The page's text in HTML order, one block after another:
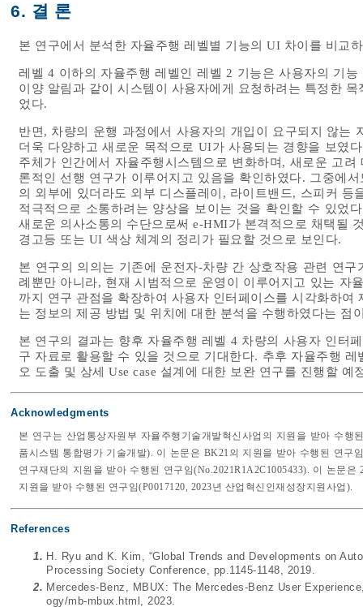
6. 결 론
본 연구에서 분석한 자율주행 레벨별 기능의 UI 차이를 비교
레벨 4 이하의 자율주행 레벨인 레벨 2 기능은 사용자의 기
이양 알림과 같이 시스템이 사용자에게 요청하려는 특정한
었다.
반면, 차량의 운행 과정에서 사용자의 개입이 요구되지 않는
더욱 다양하고 새로운 목적으로 UI가 사용되는 경향을 보였
주체가 인간에서 자율주행시스템으로 변화하며, 새로운 고
론적인 선행 연구가 이루어지고 있음을 확인하였다. 그중에
의 외부에 있더라도 외부 디스플레이, 라이트밴드, 스피커
적극적으로 소통하려는 양상을 보이는 것을 확인할 수 있었
새로운 의사소통의 수단으로써 e-HMI가 본격적으로 채택될
경고등 또는 UI 색상 체계의 정리가 필요할 것으로 보인다.
본 연구의 의의는 기존에 운전자-차량 간 상호작용 관련 연
례뿐만 아니라, 현재 시범적으로 운영이 이루어지고 있는 자
까지 연구 관점을 확장하여 사용자 인터페이스를 시각화하
는 정보의 제공 방법 및 위치에 대한 분석을 수행하였다는 점
본 연구의 결과는 향후 자율주행 레벨 4 차량의 사용자 인터
구 자료로 활용할 수 있을 것으로 기대한다. 추후 자율주행
오 도출 및 상세 Use case 설계에 대한 보완 연구를 진행할 예
Acknowledgments
본 연구는 산업통상자원부 자율주행기술개발혁신사업의 지원을 받아 수행
품시스템 통합평가 기술개발). 이 논문은 BK21의 지원을 받아 수행된 연구
연구재단의 지원을 받아 수행된 연구임(No.2021R1A2C1005433). 이 논문
지원을 받아 수행된 연구임(P0017120, 2023년 산업혁신인재성장지원사업).
References
1. H. Ryu and K. Kim, “Global Trends and Developments on
Processing Society Conference, pp.1145-1148, 2019.
2. Mercedes-Benz, MBUX: The Mercedes-Benz User
ogy/mb-mbux.html , 2023.